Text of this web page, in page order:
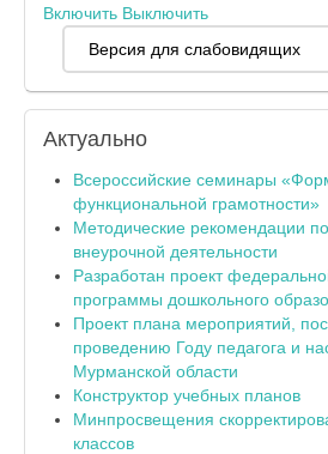
Включить Выключить
Версия для слабовидящих
Актуально
Всероссийские семинары
функциональной грамотности»
Методические рекомендации
внеурочной деятельности
Разработан проект
программы дошкольного
Проект плана мероприятий,
проведению Году педагога и
Мурманской области
Конструктор учебных планов
Минпросвещения
классов